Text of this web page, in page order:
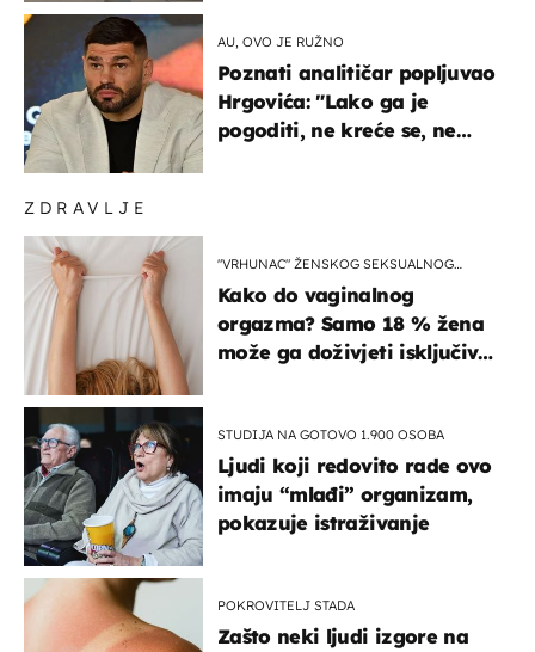
ZDRAVLJE
"VRHUNAC" ŽENSKOG SEKSUALNOG
Kako do vaginalnog
orgazma? Samo 18 % žena
može ga doživjeti isključivo
STUDIJA NA GOTOVO 1.900 OSOBA
Ljudi koji redovito rade ovo
imaju “mlađi” organizam,
pokazuje istraživanje
POKROVITELJ STADA
Zašto neki ljudi izgore na
AU, OVO JE RUŽNO
Poznati analitičar popljuvao
Hrgovića: "Lako ga je
pogoditi, ne kreće se, ne